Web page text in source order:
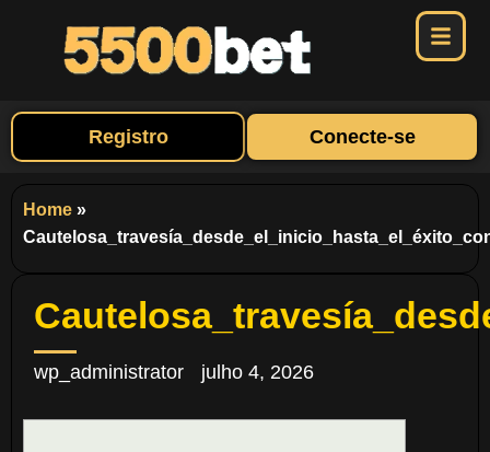
Registro Conecte-se
Home »
wp_administrator julho 4, 2026